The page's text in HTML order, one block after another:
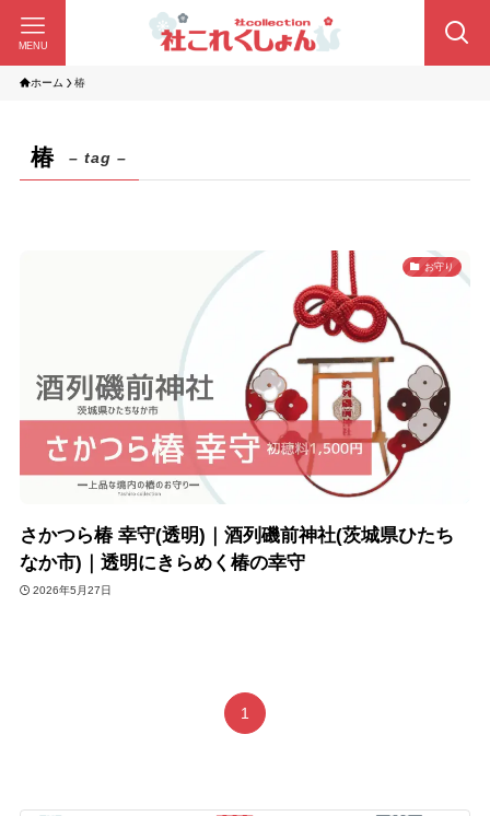
MENU
ホーム 椿
椿 – tag –
お守り
さかつら椿 幸守(透明)｜酒列磯前神社(茨城県ひたち
なか市)｜透明にきらめく椿の幸守
2026年5月27日
1